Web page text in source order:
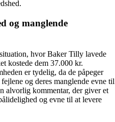
og manglende
hvor Baker Tilly lavede
kostede dem 37.000 kr.
er tydelig, da de påpeger
og deres manglende evne til
alvorlig kommentar, der giver et
og evne til at levere